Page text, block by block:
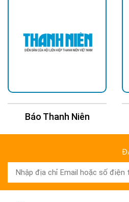
Báo Thanh Niên